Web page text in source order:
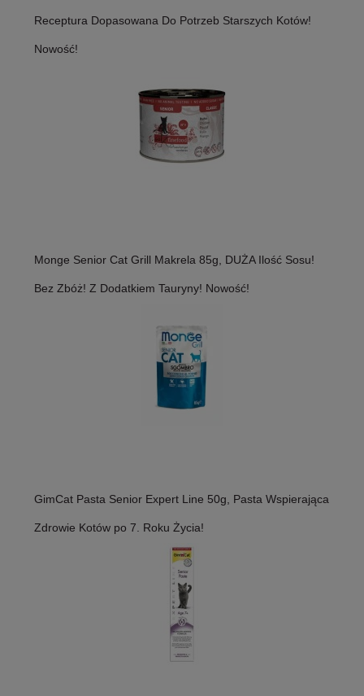
Receptura Dopasowana Do Potrzeb Starszych Kotów!
Nowość!
Monge Senior Cat Grill Makrela 85g, DUŻA Ilość Sosu!
Bez Zbóż! Z Dodatkiem Tauryny! Nowość!
GimCat Pasta Senior Expert Line 50g, Pasta Wspierająca
Zdrowie Kotów po 7. Roku Życia!